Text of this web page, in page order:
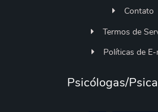
Contato
Termos de
Políticas de E-
Psicólogas/